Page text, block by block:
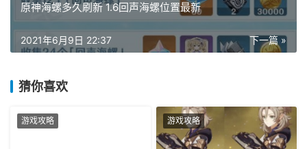
原神海螺多久刷新 1.6回声海螺位置最新
下一篇 »
2021年6月9日 22:37
猜你喜欢
游戏攻略 游戏攻略